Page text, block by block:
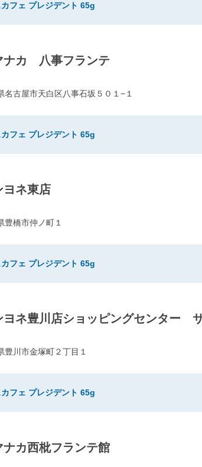
フェ プレジデント 65g
ナカ 八事フランテ
名古屋市天白区八事石坂５０１−１
フェ プレジデント 65g
ヨネ東店
豊橋市仲ノ町１
フェ プレジデント 65g
ヨネ豊川店ショッピングセンター
豊川市金塚町２丁目１
フェ プレジデント 65g
ナカ西枇フランテ館